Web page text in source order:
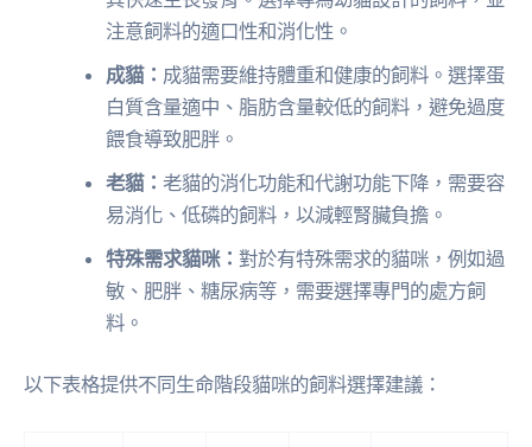
注意飼料的適口性和消化性。
成貓： 成貓需要維持體重和健康的飼料。選擇蛋
白質含量適中、脂肪含量較低的飼料，避免過度
餵食導致肥胖。
老貓：老貓的消化功能和代謝功能下降，需要容
易消化、低磷的飼料，以減輕腎臟負擔。
特殊需求貓咪：對於有特殊需求的貓咪，例如過
敏、肥胖、糖尿病等，需要選擇專門的處方飼
料。
以下表格提供不同生命階段貓咪的飼料選擇建議：